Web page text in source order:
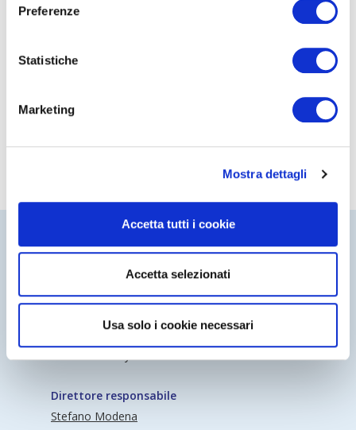
Preferenze
Statistiche
Marketing
Mostra dettagli
Accetta tutti i cookie
Accetta selezionati
Usa solo i cookie necessari
01/03/2024
Europa
Periodico Nedcommunity Reg. Tribunale di
Direttore responsabile
Stefano Modena